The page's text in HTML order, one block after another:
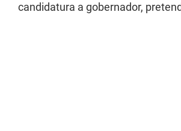
candidatura a gobernador,